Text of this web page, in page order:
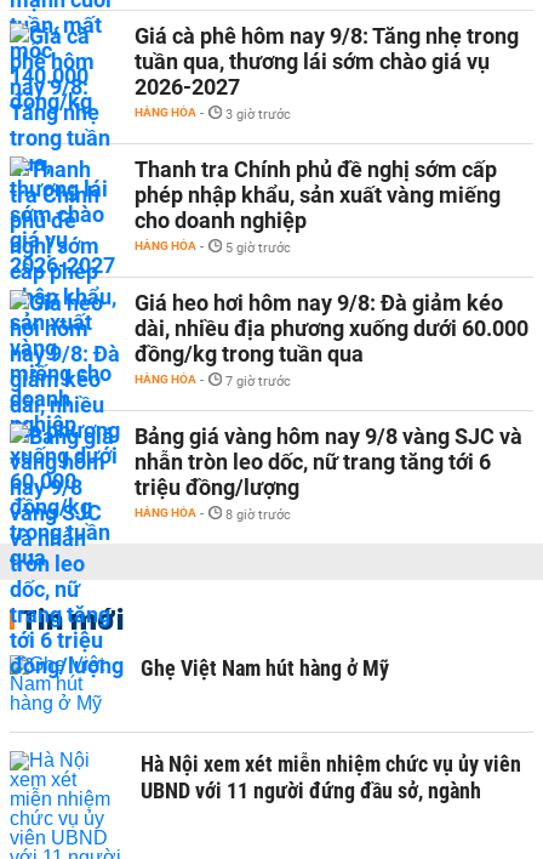
Giá cà phê hôm nay 9/8: Tăng nhẹ trong
tuần qua, thương lái sớm chào giá vụ
2026-2027
HÀNG HÓA - 3 giờ trước
Thanh tra Chính phủ đề nghị sớm cấp
phép nhập khẩu, sản xuất vàng miếng
cho doanh nghiệp
HÀNG HÓA - 5 giờ trước
Giá heo hơi hôm nay 9/8: Đà giảm kéo
dài, nhiều địa phương xuống dưới 60.000
đồng/kg trong tuần qua
HÀNG HÓA - 7 giờ trước
Bảng giá vàng hôm nay 9/8 vàng SJC và
nhẫn tròn leo dốc, nữ trang tăng tới 6
triệu đồng/lượng
HÀNG HÓA - 8 giờ trước
Tin mới
Ghẹ Việt Nam hút hàng ở Mỹ
Hà Nội xem xét miễn nhiệm chức vụ ủy viên
UBND với 11 người đứng đầu sở, ngành